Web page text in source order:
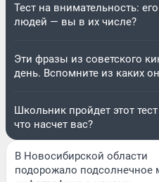
Тест на внимательность:
людей — вы в их числе?
Эти фразы из советского
день. Вспомните из каких
Школьник пройдет этот
что насчет вас?
В Новосибирской области
подорожало подсолнечное